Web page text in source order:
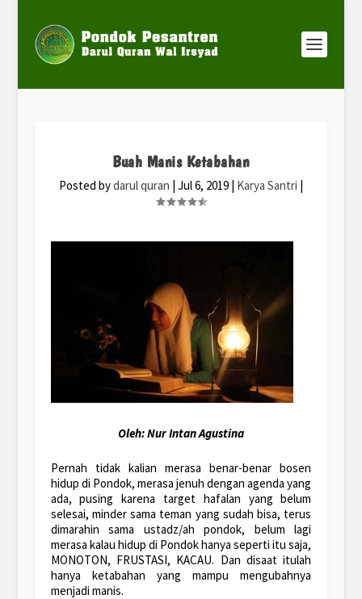
Buah Manis Ketabahan
Posted bydarul quran | Jul 6, 2019| Karya Santri |
Oleh:Nur Intan Agustina
Pernah tidak kalian merasa benar-benar bosen
hidup di Pondok, merasa jenuh dengan agenda yang
ada, pusing karena target hafalan yang belum
selesai, minder sama teman yang sudah bisa, terus
dimarahin sama ustadz/ah pondok, belum lagi
merasa kalau hidup di Pondok hanya seperti itu saja,
MONOTON, FRUSTASI, KACAU. Dan disaat itulah
hanya ketabahan yang mampu mengubahnya
menjadi manis.